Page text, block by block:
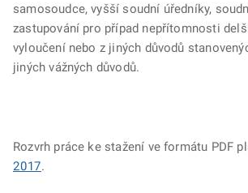
samosoudce, vyšší soudní úředníky,
zastupování pro případ nepřítomnosti
vyloučení nebo z jiných důvodů
jiných vážných důvodů.
Rozvrh práce ke stažení ve formátu PDF
2017.